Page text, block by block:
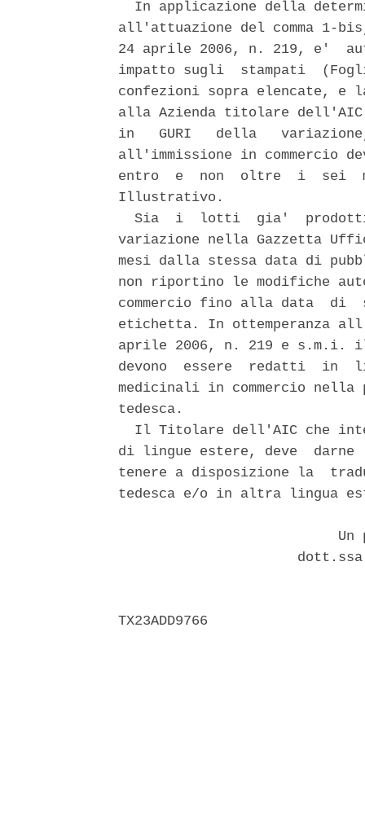
In applicazione della
all'attuazione del comma 1-
24 aprile 2006, n. 219, e'
impatto sugli  stampati
confezioni sopra elencate,
alla Azienda titolare
in   GURI   della
all'immissione in commercio
entro  e  non  oltre  i  sei
Illustrativo.
Sia  i  lotti  gia'
variazione nella Gazzetta
mesi dalla stessa data di
non riportino le modifiche
commercio fino alla data  di
etichetta. In ottemperanza
aprile 2006, n. 219 e
devono  essere  redatti  in
medicinali in commercio
tedesca.
Il Titolare dell'AIC che
di lingue estere, deve  darne
tenere a disposizione la
tedesca e/o in altra lingua
Un